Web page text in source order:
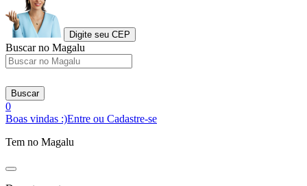
Digite seu CEP
Buscar no Magalu
Buscar
0
Boas vindas :)Entre ou Cadastre-se
Tem no Magalu